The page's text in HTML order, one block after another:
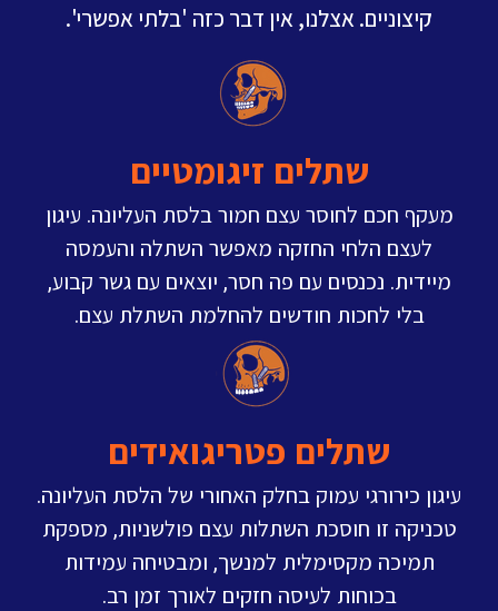
קיצוניים. אצלנו, אין דבר כזה 'בלתי אפשרי'.
שתלים זיגומטיים
מעקף חכם לחוסר עצם חמור בלסת העליונה. עיגון
לעצם הלחי החזקה מאפשר השתלה והעמסה
מיידית. נכנסים עם פה חסר, יוצאים עם גשר קבוע,
בלי לחכות חודשים להחלמת השתלת עצם.
שתלים פטריגואידים
עיגון כירורגי עמוק בחלק האחורי של הלסת העליונה.
טכניקה זו חוסכת השתלות עצם פולשניות, מספקת
תמיכה מקסימלית למנשך, ומבטיחה עמידות
בכוחות לעיסה חזקים לאורך זמן רב.